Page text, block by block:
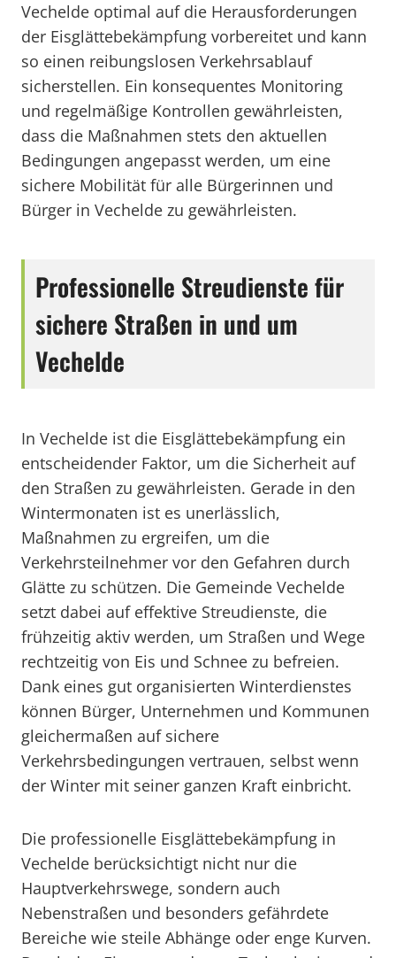
Vechelde optimal auf die Herausforderungen
der Eisglättebekämpfung vorbereitet und kann
so einen reibungslosen Verkehrsablauf
sicherstellen. Ein konsequentes Monitoring
und regelmäßige Kontrollen gewährleisten,
dass die Maßnahmen stets den aktuellen
Bedingungen angepasst werden, um eine
sichere Mobilität für alle Bürgerinnen und
Bürger in Vechelde zu gewährleisten.
Professionelle Streudienste für
sichere Straßen in und um
Vechelde
In Vechelde ist die Eisglättebekämpfung ein
entscheidender Faktor, um die Sicherheit auf
den Straßen zu gewährleisten. Gerade in den
Wintermonaten ist es unerlässlich,
Maßnahmen zu ergreifen, um die
Verkehrsteilnehmer vor den Gefahren durch
Glätte zu schützen. Die Gemeinde Vechelde
setzt dabei auf effektive Streudienste, die
frühzeitig aktiv werden, um Straßen und Wege
rechtzeitig von Eis und Schnee zu befreien.
Dank eines gut organisierten Winterdienstes
können Bürger, Unternehmen und Kommunen
gleichermaßen auf sichere
Verkehrsbedingungen vertrauen, selbst wenn
der Winter mit seiner ganzen Kraft einbricht.
Die professionelle Eisglättebekämpfung in
Vechelde berücksichtigt nicht nur die
Hauptverkehrswege, sondern auch
Nebenstraßen und besonders gefährdete
Bereiche wie steile Abhänge oder enge Kurven.